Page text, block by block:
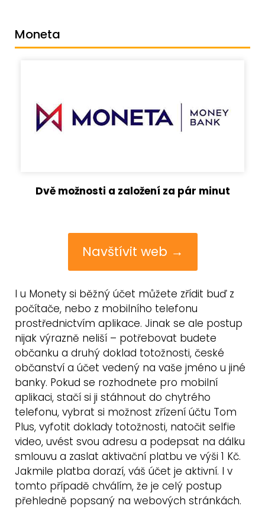
Moneta
Dvě možnosti a založení za pár minut
Navštívit web →
I u Monety si běžný účet můžete zřídit buď z
počítače, nebo z mobilního telefonu
prostřednictvím aplikace. Jinak se ale postup
nijak výrazně neliší – potřebovat budete
občanku a druhý doklad totožnosti, české
občanství a účet vedený na vaše jméno u jiné
banky. Pokud se rozhodnete pro mobilní
aplikaci, stačí si ji stáhnout do chytrého
telefonu, vybrat si možnost zřízení účtu Tom
Plus, vyfotit doklady totožnosti, natočit selfie
video, uvést svou adresu a podepsat na dálku
smlouvu a zaslat aktivační platbu ve výši 1 Kč.
Jakmile platba dorazí, váš účet je aktivní. I v
tomto případě chválím, že je celý postup
přehledně popsaný na webových stránkách.